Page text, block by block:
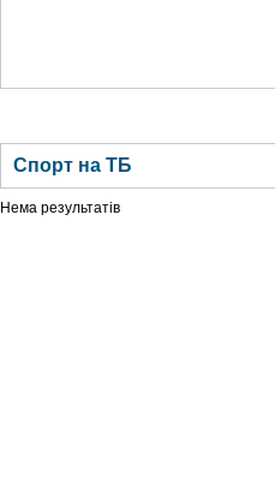
Спорт на ТБ
Нема результатів